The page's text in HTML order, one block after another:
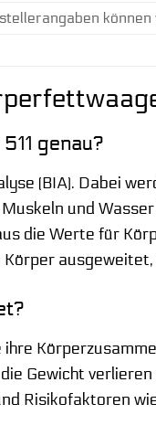
genau?
(BIA). Dabei
und
die Werte für
Gewicht
Risikofaktoren